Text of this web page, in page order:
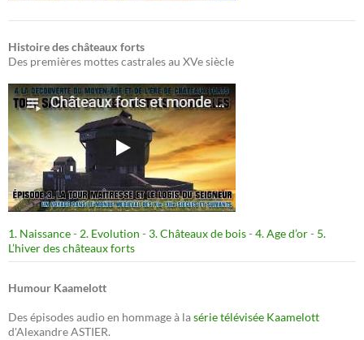
Histoire des châteaux forts
Des premières mottes castrales au XVe siècle
1. Naissance- 2. Evolution - 3. Châteaux de bois- 4. Age d’or- 5.
L’hiver des châteaux forts
Humour Kaamelott
Des épisodes audio en hommage à lasérie télévisée Kaamelott
d'Alexandre ASTIER.